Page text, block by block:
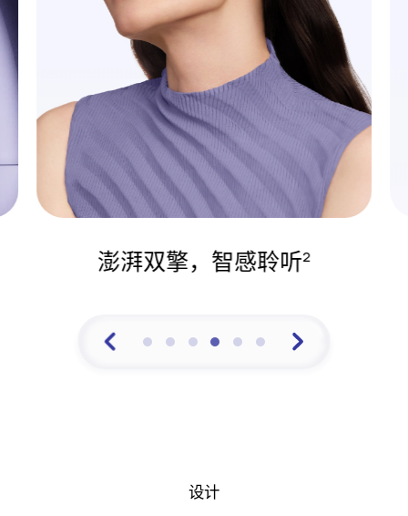
双向清晰通话3
设计